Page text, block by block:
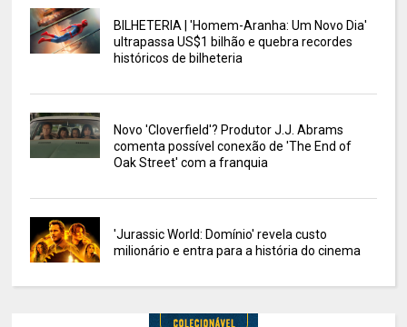
BILHETERIA | 'Homem-Aranha: Um Novo Dia'
ultrapassa US$1 bilhão e quebra recordes
históricos de bilheteria
Novo 'Cloverfield'? Produtor J.J. Abrams
comenta possível conexão de 'The End of
Oak Street' com a franquia
'Jurassic World: Domínio' revela custo
milionário e entra para a história do cinema